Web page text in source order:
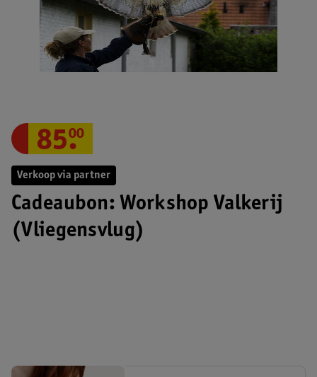
Verkoop via partner
Cadeaubon: Workshop Valkerij
(Vliegensvlug)
85.
00